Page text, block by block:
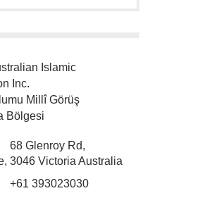
Islamic
Inc.
Millî Görüş
Bölgesi
68 Glenroy Rd,
3046 Victoria Australia
+61 393023030